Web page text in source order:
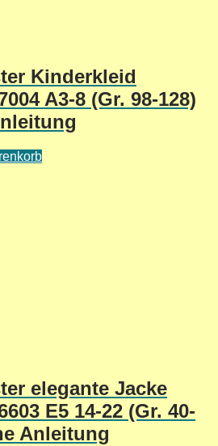
Kinderkleid
A3-8 (Gr. 98-128)
elegante Jacke
E5 14-22 (Gr. 40-
Anleitung